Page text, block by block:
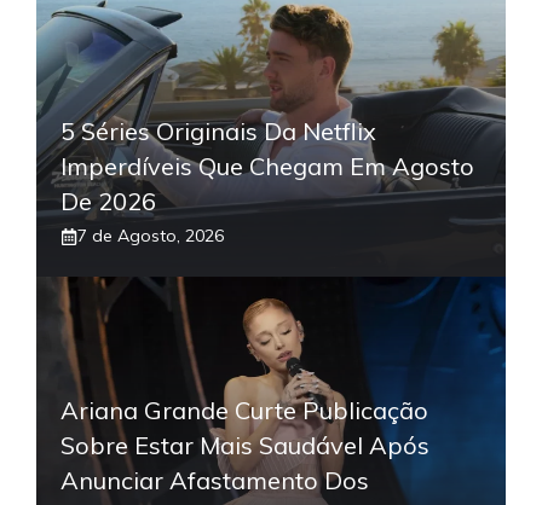
5 Séries Originais Da Netflix
Imperdíveis Que Chegam Em Agosto
De 2026
7 de Agosto, 2026
Ariana Grande Curte Publicação
Sobre Estar Mais Saudável Após
Anunciar Afastamento Dos